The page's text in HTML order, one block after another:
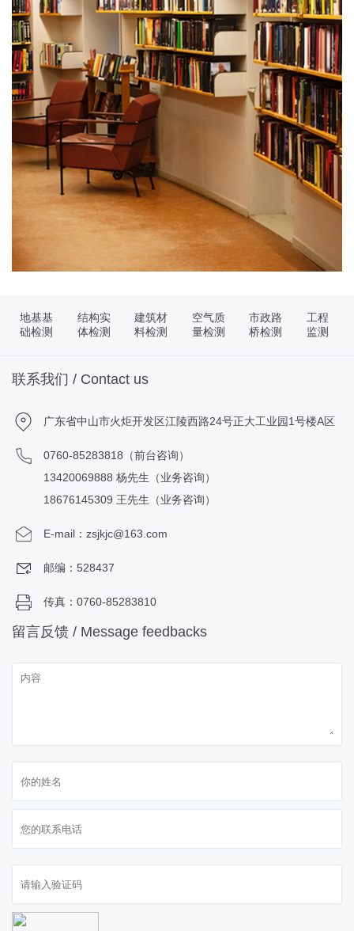
地基基
础检测
结构实
体检测
建筑材
料检测
空气质
量检测
市政路
桥检测
工程
监测
联系我们 / Contact us
广东省中山市火炬开发区江陵西路24号正大工业园1号楼A区
0760-85283818（前台咨询）
13420069888 杨先生（业务咨询）
18676145309 王先生（业务咨询）
E-mail：zsjkjc@163.com
邮编：528437
传真：0760-85283810
留言反馈 / Message feedbacks